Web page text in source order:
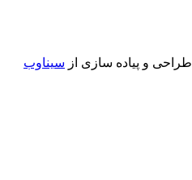
طراحی و پیاده سازی از سیناوب